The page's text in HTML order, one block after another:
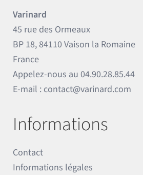
Varinard
45 rue des Ormeaux
BP 18, 84110 Vaison la Romaine
France
Appelez-nous au04.90.28.85.44
E-mail : contact@varinard.com
Informations
Contact
Informations légales